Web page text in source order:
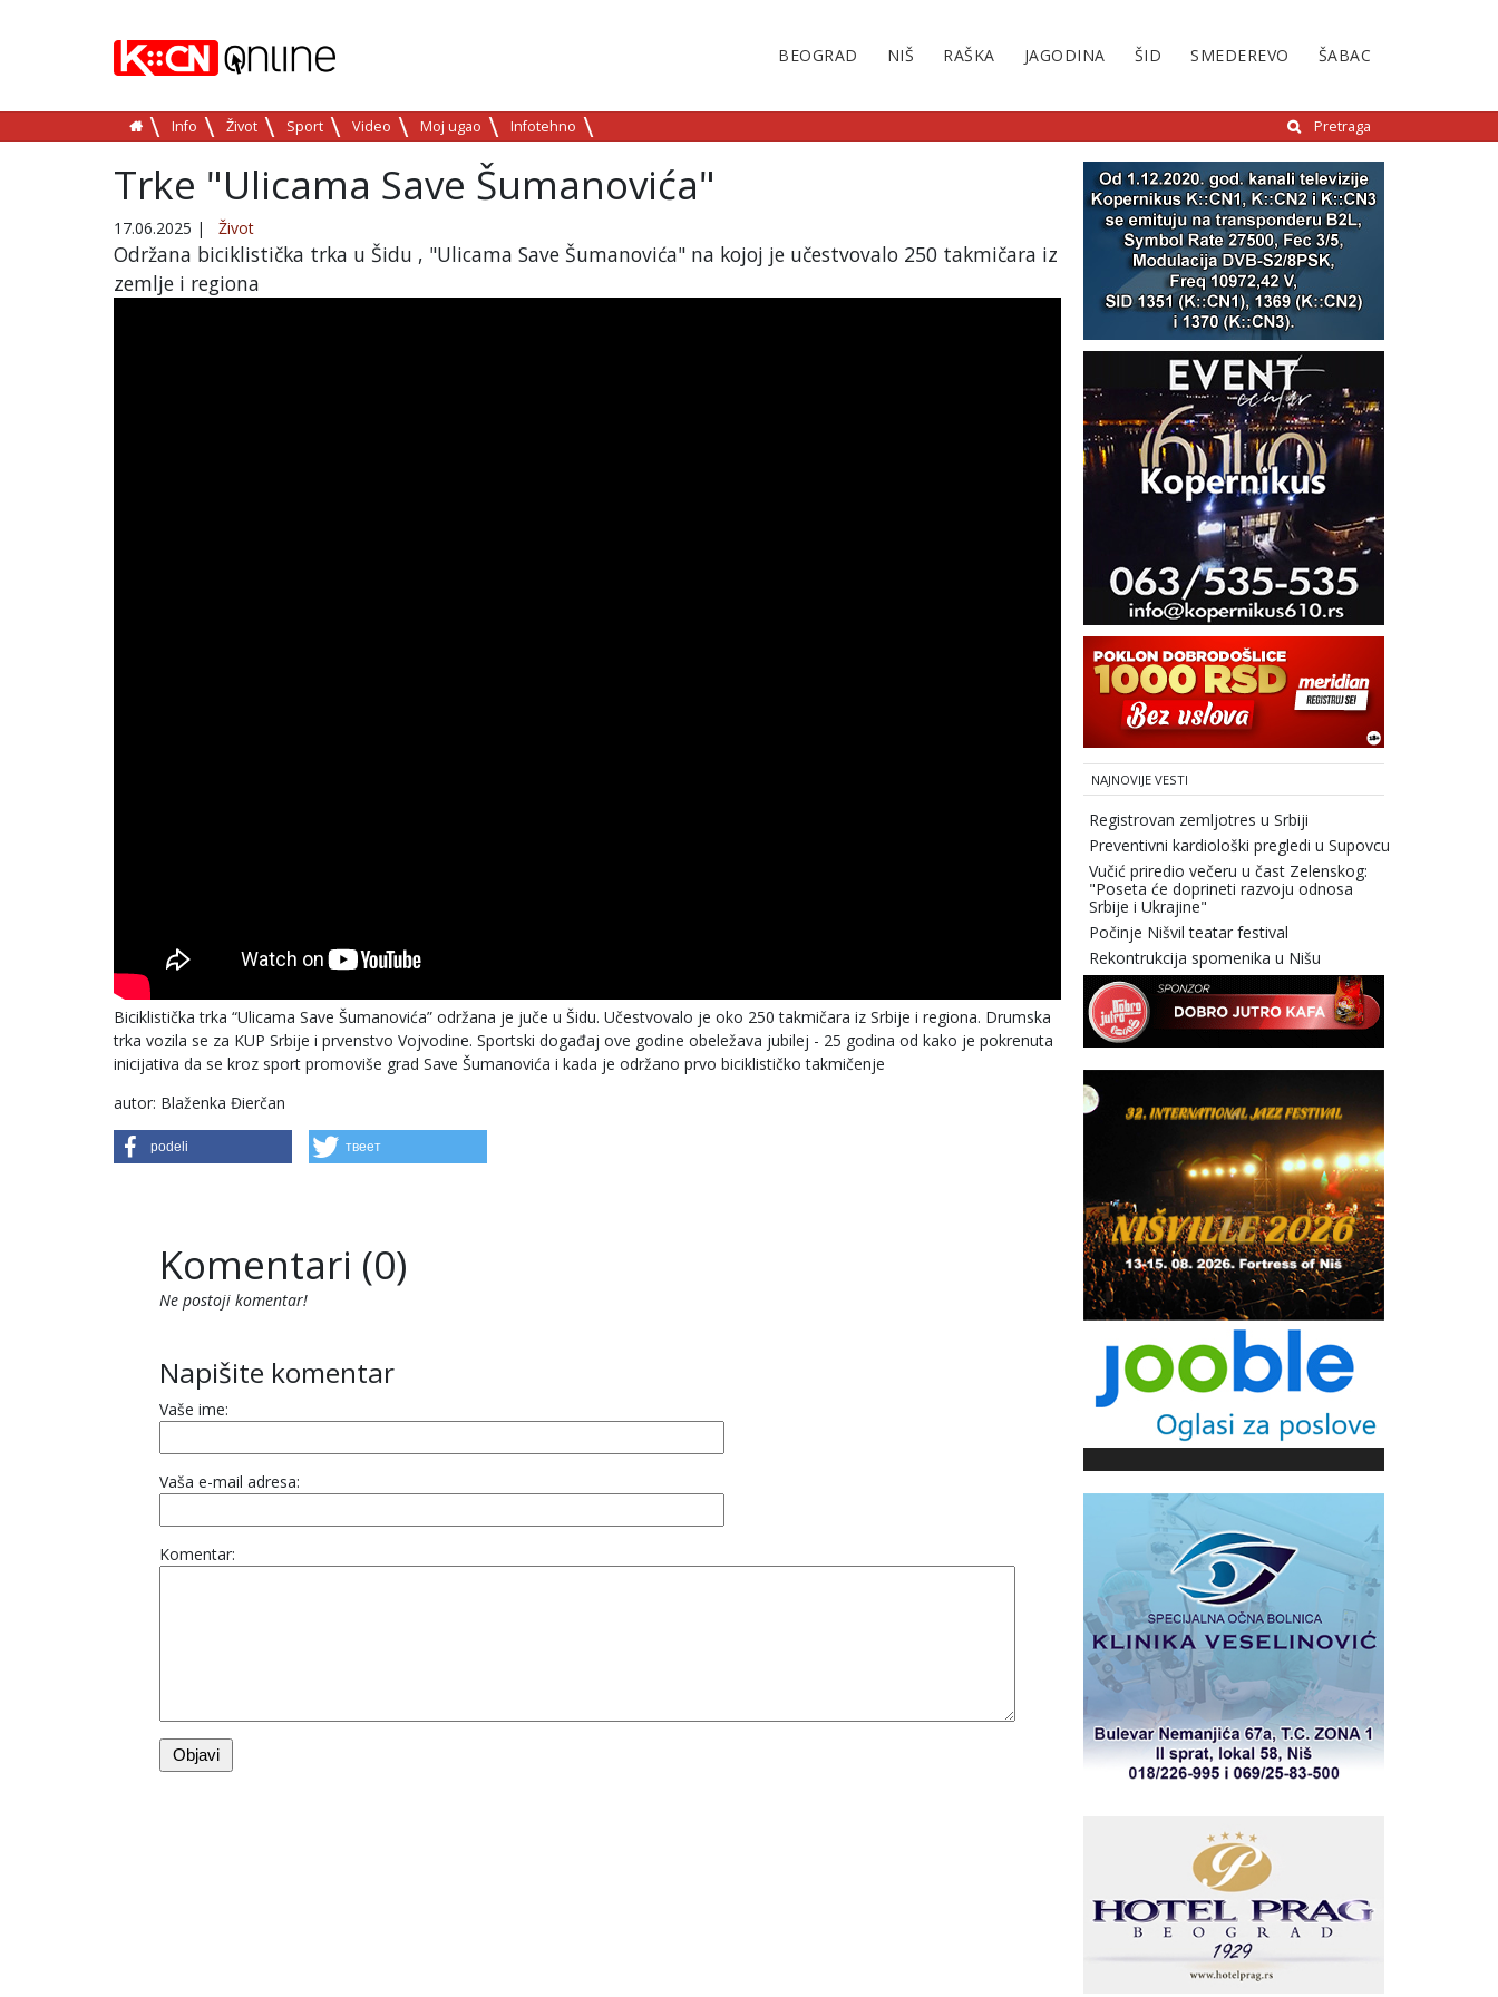
BEOGRAD NIŠ RAŠKA JAGODINA ŠID SMEDEREVO ŠABAC
Info Život Sport Video Moj ugao Infotehno Pretraga
Trke "Ulicama Save Šumanovića"
17.06.2025 | Život
Održana biciklistička trka u Šidu , "Ulicama Save Šumanovića" na kojoj je učestvovalo 250 takmičara iz
zemlje i regiona
Biciklistička trka “Ulicama Save Šumanovića” održana je juče u Šidu. Učestvovalo je oko 250 takmičara iz Srbije i regiona. Drumska
trka vozila se za KUP Srbije i prvenstvo Vojvodine. Sportski događaj ove godine obeležava jubilej - 25 godina od kako je pokrenuta
inicijativa da se kroz sport promoviše grad Save Šumanovića i kada je održano prvo biciklističko takmičenje
autor: Blaženka Đierčan
podeli твеет
Komentari (0)
Ne postoji komentar!
Napišite komentar
Vaše ime:
Vaša e-mail adresa:
Komentar:
NAJNOVIJE VESTI
Registrovan zemljotres u Srbiji
Preventivni kardiološki pregledi u Supovcu
Vučić priredio večeru u čast Zelenskog:
"Poseta će doprineti razvoju odnosa
Srbije i Ukrajine"
Počinje Nišvil teatar festival
Rekontrukcija spomenika u Nišu